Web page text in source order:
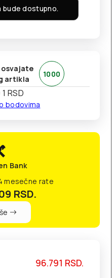
bude dostupno.
osvajate
artikla
1000
RSD
bodovima
Bank
mesečne rate
RSD.
96.791 RSD.